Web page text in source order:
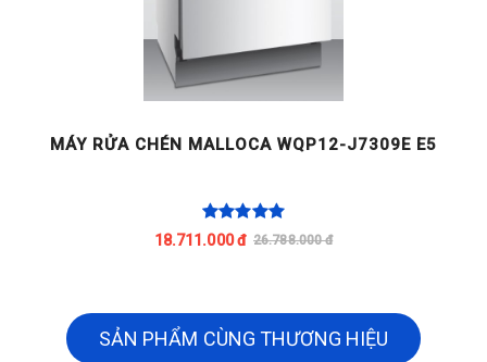
MÁY RỬA CHÉN MALLOCA WQP12-J7309E E5
18.711.000 đ 26.788.000 đ
SẢN PHẨM CÙNG THƯƠNG HIỆU